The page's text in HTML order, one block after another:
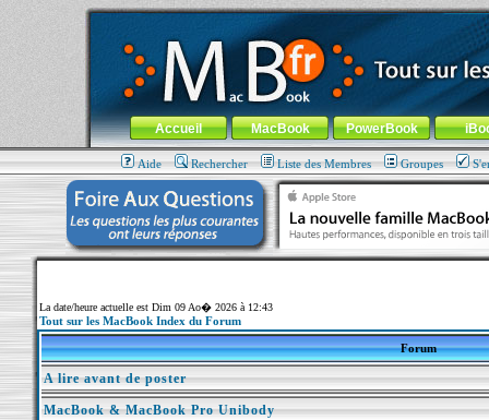
MacBook-fr.com : 100% Apple... 100% nomade !
Aller au contenu-Aller au menu général-Aller au menu de
Menu général
Accueil MacBook PowerBook
Aide Rechercher Liste des Membres Groupes
La date/heure actuelle est Dim 09 Ao� 2026 à 12:43
Tout sur les MacBook Index du Forum
Forum
A lire avant de poster
MacBook & MacBook Pro Unibody